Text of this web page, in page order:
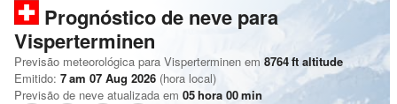
Prognóstico de neve para
Visperterminen
Previsão meteorológica para Visperterminen em 8764ft altitude
Emitido: 7 am 07 Aug 2026 (hora local)
Previsão de neve atualizada em 05hora 00min